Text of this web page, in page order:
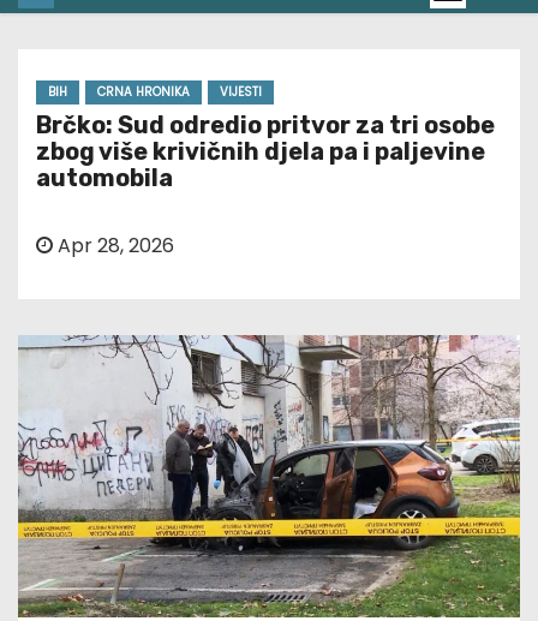
BIH CRNA HRONIKA VIJESTI
Brčko: Sud odredio pritvor za tri osobe
zbog više krivičnih djela pa i paljevine
automobila
Apr 28, 2026